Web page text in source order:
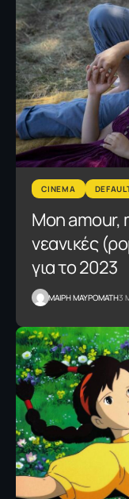
CINEMA
Mon amour,
νεανικές
για το 2023
MΑΙΡΗ ΜΑΥΡΟΜΑΤΗ3